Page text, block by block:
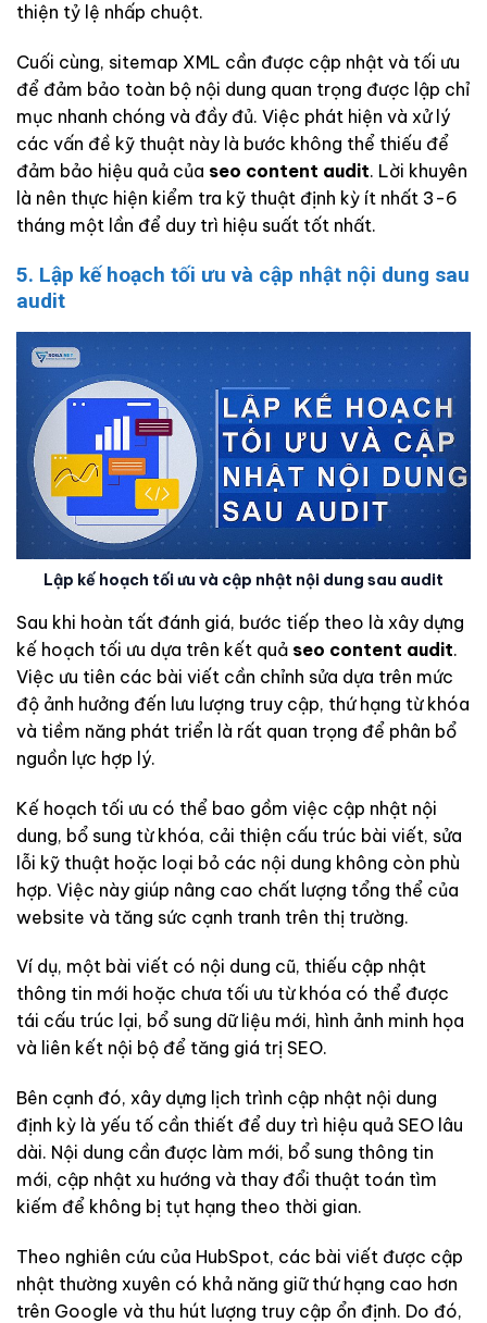
thiện tỷ lệ nhấp chuột.
Cuối cùng, sitemap XML cần được cập nhật và tối ưu
để đảm bảo toàn bộ nội dung quan trọng được lập chỉ
mục nhanh chóng và đầy đủ. Việc phát hiện và xử lý
các vấn đề kỹ thuật này là bước không thể thiếu để
đảm bảo hiệu quả của seo content audit. Lời khuyên
là nên thực hiện kiểm tra kỹ thuật định kỳ ít nhất 3-6
tháng một lần để duy trì hiệu suất tốt nhất.
5. Lập kế hoạch tối ưu và cập nhật nội dung sau
audit
Lập kế hoạch tối ưu và cập nhật nội dung sau audit
Sau khi hoàn tất đánh giá, bước tiếp theo là xây dựng
kế hoạch tối ưu dựa trên kết quả seo content audit.
Việc ưu tiên các bài viết cần chỉnh sửa dựa trên mức
độ ảnh hưởng đến lưu lượng truy cập, thứ hạng từ khóa
và tiềm năng phát triển là rất quan trọng để phân bổ
nguồn lực hợp lý.
Kế hoạch tối ưu có thể bao gồm việc cập nhật nội
dung, bổ sung từ khóa, cải thiện cấu trúc bài viết, sửa
lỗi kỹ thuật hoặc loại bỏ các nội dung không còn phù
hợp. Việc này giúp nâng cao chất lượng tổng thể của
website và tăng sức cạnh tranh trên thị trường.
Ví dụ, một bài viết có nội dung cũ, thiếu cập nhật
thông tin mới hoặc chưa tối ưu từ khóa có thể được
tái cấu trúc lại, bổ sung dữ liệu mới, hình ảnh minh họa
và liên kết nội bộ để tăng giá trị SEO.
Bên cạnh đó, xây dựng lịch trình cập nhật nội dung
định kỳ là yếu tố cần thiết để duy trì hiệu quả SEO lâu
dài. Nội dung cần được làm mới, bổ sung thông tin
mới, cập nhật xu hướng và thay đổi thuật toán tìm
kiếm để không bị tụt hạng theo thời gian.
Theo nghiên cứu của HubSpot, các bài viết được cập
nhật thường xuyên có khả năng giữ thứ hạng cao hơn
trên Google và thu hút lượng truy cập ổn định. Do đó,